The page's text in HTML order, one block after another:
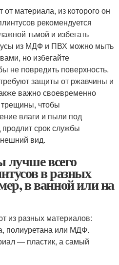
от материала, из которого он
рекомендуется
тьмой и избегать
из МДФ и ПВХ можно мыть
но избегайте
не повредить поверхность.
защиты от ржавчины и
важно своевременно
чтобы
влаги и пыли под
срок службы
вид.
лучше всего
в разных
в ванной или на
из разных материалов:
полиуретана или МДФ.
— пластик, а самый